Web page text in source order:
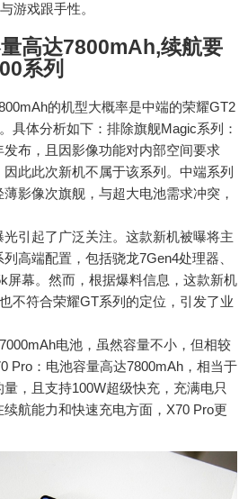
游戏跟手性。
高达7800mAh,续航要
系列
的机型大概率是中端的荣耀GT2
具体分析如下：排除旗舰Magic系列：
布，且因影像功能对内部空间要求
此此次新机不属于该系列。中端系列
影像次旗舰，与超大电池需求冲突，
引起了广泛关注。这款新机被曝将主
高端配置，包括骁龙7Gen4处理器、
屏幕。然而，根据爆料信息，这款新机
不符合荣耀GT系列的定位，引发了业
电池，虽然容量不小，但相较
Pro：电池容量高达7800mAh，相当于
，且支持100W超级快充，充满电只
航能力和快速充电方面，X70 Pro更